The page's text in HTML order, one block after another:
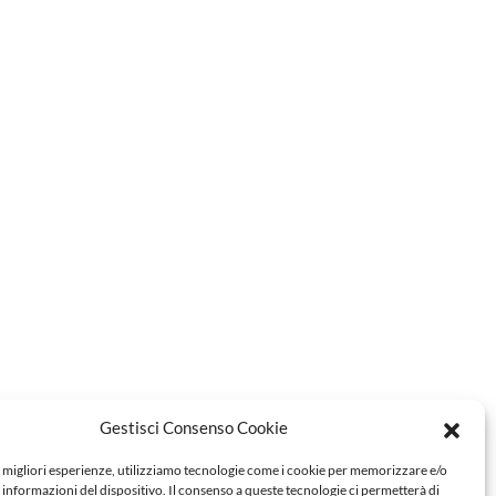
Gestisci Consenso Cookie
esperienze, utilizziamo tecnologie come i cookie per memorizzare e/o
informazioni del dispositivo. Il consenso a queste tecnologie ci permetterà di